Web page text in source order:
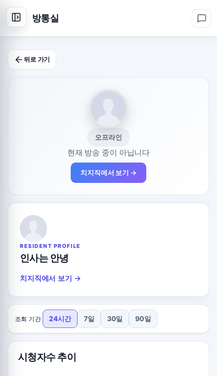
방통실
뒤로 가기
오프라인
현재 방송 중이 아닙니다
치지직에서 보기 →
RESIDENT PROFILE
인사는 안녕
치지직에서 보기 →
조회 기간 24시간 7일 30일 90일
시청자수 추이